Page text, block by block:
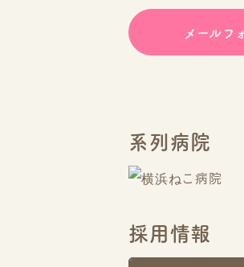
メールフ
系列病院
採用情報